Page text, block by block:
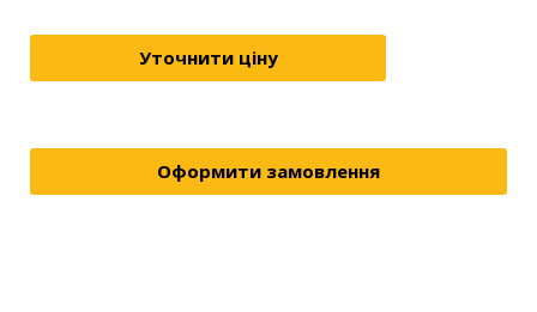
Уточнити ціну
Оформити замовлення